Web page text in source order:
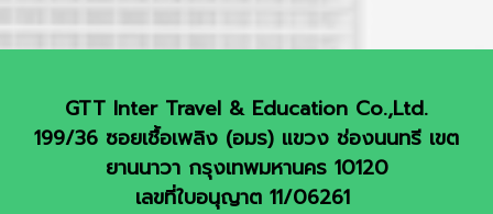
GTT Inter Travel & Education Co.,Ltd.
199/36 ซอยเชื้อเพลิง (อมร) แขวง ช่องนนทรี เขต
ยานนาวา กรุงเทพมหานคร 10120
เลขที่ใบอนุญาต 11/06261